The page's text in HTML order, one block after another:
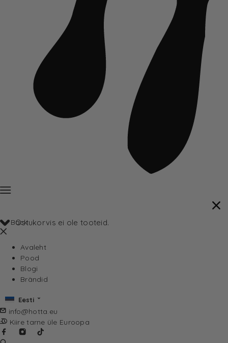
Ostukorvis ei ole tooteid.
Back
Avaleht
Pood
Blogi
Brändid
Eesti
info@hotta.eu
Kiire tarne üle Euroopa